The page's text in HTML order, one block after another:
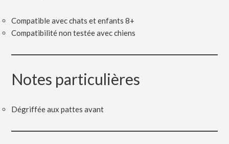
Compatible avec chats et enfants 8+
Compatibilité non testée avec chiens
Notes particulières
Dégriffée aux pattes avant